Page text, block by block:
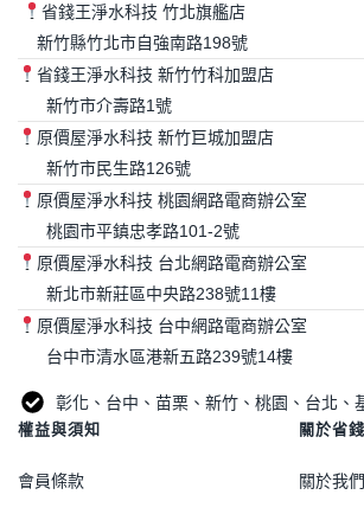
省錢王淨水科技 竹北旗艦店
新竹縣竹北市自強南路198號
省錢王淨水科技 新竹竹科加盟店
新竹市介壽路1號
原價屋淨水科技 新竹巨城加盟店
新竹市民生路126號
原價屋淨水科技 桃園網路電商辦公室
桃園市平鎮忠孝路101-2號
原價屋淨水科技 台北網路電商辦公室
新北市新莊區中央路238號11樓
原價屋淨水科技 台中網路電商辦公室
台中市清水區港新五路239號14樓
彰化、台中、苗栗、新竹、桃園、台北、
權益與須知
會員條款
關於省
關於我們